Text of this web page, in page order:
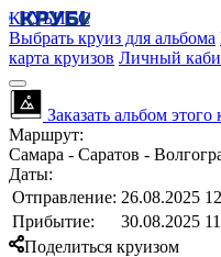
КРУБИСС
Выбрать круиз для альбома
карта круизов Личный
Заказать альбом этого
Маршрут:
Самара - Саратов -
Даты:
Отправление: 26.08.2025
Прибытие:
30.08.2025
Поделиться круизом